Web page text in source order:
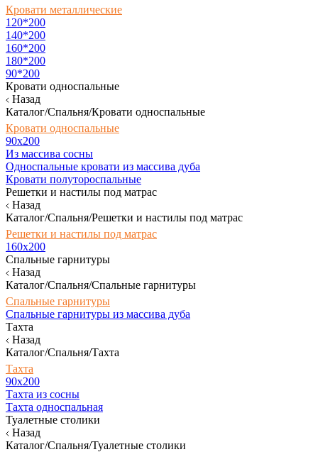
Кровати металлические
120*200
140*200
160*200
180*200
90*200
Кровати односпальные
Назад
Каталог/Спальня/Кровати односпальные
Кровати односпальные
90х200
Из массива сосны
Односпальные кровати из массива дуба
Кровати полутороспальные
Решетки и настилы под матрас
Назад
Каталог/Спальня/Решетки и настилы под матрас
Решетки и настилы под матрас
160х200
Спальные гарнитуры
Назад
Каталог/Спальня/Спальные гарнитуры
Спальные гарнитуры
Спальные гарнитуры из массива дуба
Тахта
Назад
Каталог/Спальня/Тахта
Тахта
90х200
Тахта из сосны
Тахта односпальная
Туалетные столики
Назад
Каталог/Спальня/Туалетные столики